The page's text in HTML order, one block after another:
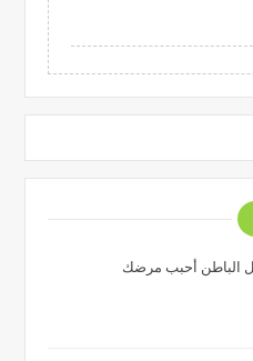
الباطن أحبب مرضك